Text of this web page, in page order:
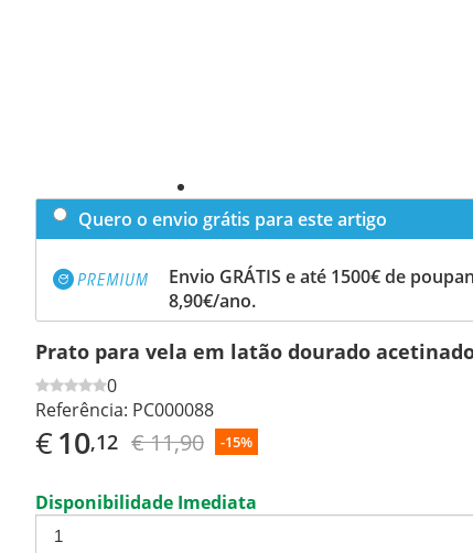
Quero o envio grátis para este artigo
Envio GRÁTIS e até 1500€ de
8,90€/ano.
Prato para vela em latão dourado
0
Referência: PC000088
€10,12 € 11,90 -15%
Disponibilidade Imediata